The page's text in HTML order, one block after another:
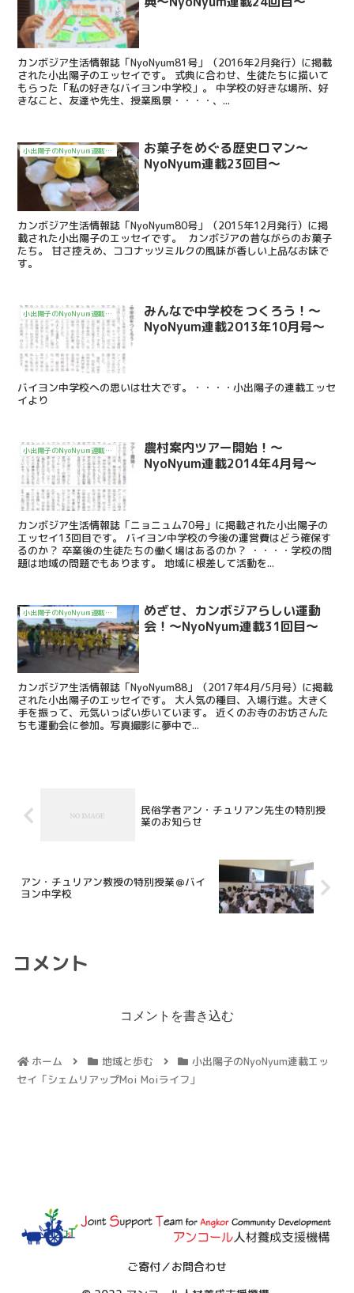
カンボジア生活情報誌「NyoNyum81号」（2016年2月発行）に掲載
された小出陽子のエッセイです。 式典に合わせ、生徒たちに描いて
もらった「私の好きなバイヨン中学校」。 中学校の好きな場所、好
きなこと、友達や先生、授業風景・・・・、...
小出陽子のNyoNyum連載エッセイ「シェムリアップMoi Moiライフ」
お菓子をめぐる歴史ロマン～
NyoNyum連載23回目～
カンボジア生活情報誌「NyoNyum80号」（2015年12月発行）に掲
載された小出陽子のエッセイです。 カンボジアの昔ながらのお菓子
たち。 甘さ控えめ、ココナッツミルクの風味が香しい上品なお味で
す。
小出陽子のNyoNyum連載エッセイ「シェムリアップMoi Moiライフ」
みんなで中学校をつくろう！～
NyoNyum連載2013年10月号～
バイヨン中学校への思いは壮大です。・・・・小出陽子の連載エッセ
イより
小出陽子のNyoNyum連載エッセイ「シェムリアップMoi Moiライフ」
農村案内ツアー開始！～
NyoNyum連載2014年4月号～
カンボジア生活情報誌「ニョニュム70号」に掲載された小出陽子の
エッセイ13回目です。 バイヨン中学校の今後の運営費はどう確保す
るのか？ 卒業後の生徒たちの働く場はあるのか？ ・・・・学校の問
題は地域の問題でもあります。 地域に根差して活動を...
小出陽子のNyoNyum連載エッセイ「シェムリアップMoi Moiライフ」
めざせ、カンボジアらしい運動
会！～NyoNyum連載31回目～
カンボジア生活情報誌「NyoNyum88」（2017年4月/5月号）に掲載
された小出陽子のエッセイです。 大人気の種目、入場行進。大きく
手を振って、元気いっぱい歩いています。 近くのお寺のお坊さんた
ちも運動会に参加。写真撮影に夢中で...
民俗学者アン・チュリアン先生の特別授
業のお知らせ
アン・チュリアン教授の特別授業＠バイ
ヨン中学校
コメント
コメントを書き込む
ホーム 地域と歩む
小出陽子のNyoNyum連載エッ
セイ「シェムリアップMoi Moiライフ」
ご寄付／お問合わせ